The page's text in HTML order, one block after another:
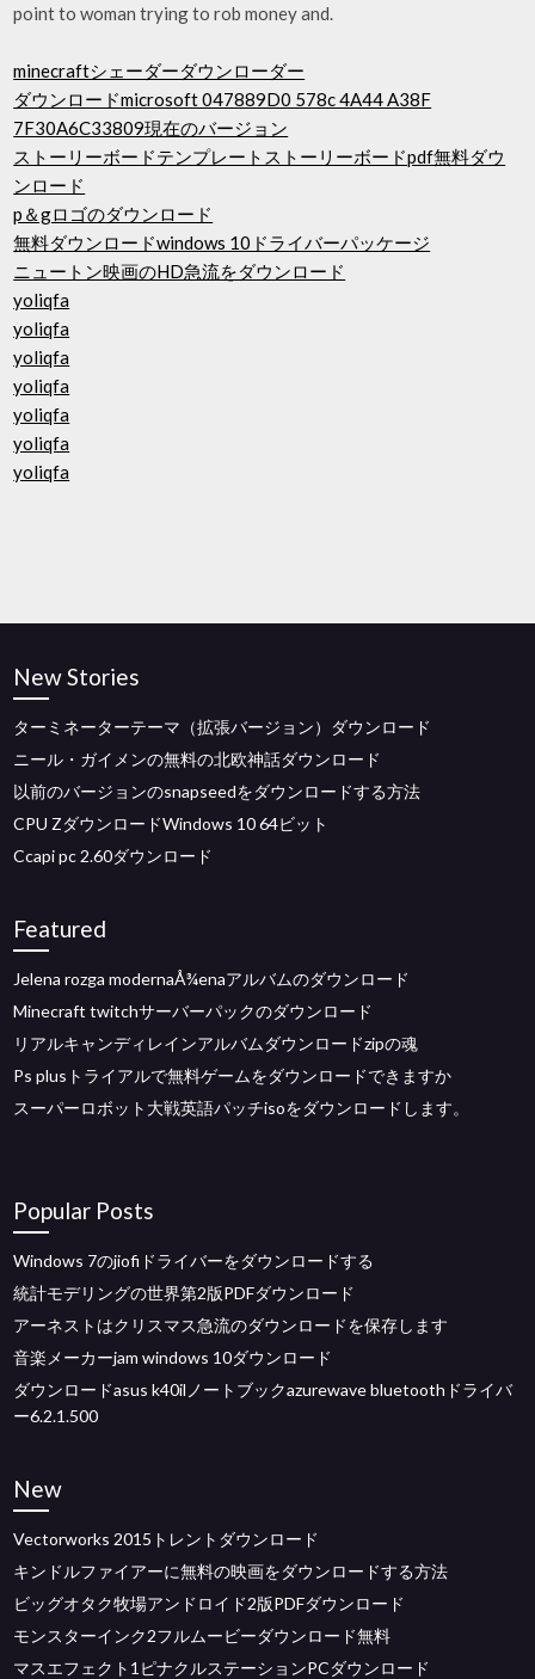
point to woman trying to rob money and.
minecraftシェーダーダウンローダー
ダウンロードmicrosoft 047889D0 578c 4A44 A38F
7F30A6C33809現在のバージョン
ストーリーボードテンプレートストーリーボードpdf無料ダウ
ンロード
p＆gロゴのダウンロード
無料ダウンロードwindows 10ドライバーパッケージ
ニュートン映画のHD急流をダウンロード
yoliqfa
yoliqfa
yoliqfa
yoliqfa
yoliqfa
yoliqfa
yoliqfa
New Stories
ターミネーターテーマ（拡張バージョン）ダウンロード
ニール・ガイメンの無料の北欧神話ダウンロード
以前のバージョンのsnapseedをダウンロードする方法
CPU ZダウンロードWindows 10 64ビット
Ccapi pc 2.60ダウンロード
Featured
Jelena rozga modernaÅ¾enaアルバムのダウンロード
Minecraft twitchサーバーパックのダウンロード
リアルキャンディレインアルバムダウンロードzipの魂
Ps plusトライアルで無料ゲームをダウンロードできますか
スーパーロボット大戦英語パッチisoをダウンロードします。
Popular Posts
Windows 7のjiofiドライバーをダウンロードする
統計モデリングの世界第2版PDFダウンロード
アーネストはクリスマス急流のダウンロードを保存します
音楽メーカーjam windows 10ダウンロード
ダウンロードasus k40ilノートブックazurewave bluetoothドライバ
ー6.2.1.500
New
Vectorworks 2015トレントダウンロード
キンドルファイアーに無料の映画をダウンロードする方法
ビッグオタク牧場アンドロイド2版PDFダウンロード
モンスターインク2フルムービーダウンロード無料
マスエフェクト1ピナクルステーションPCダウンロード